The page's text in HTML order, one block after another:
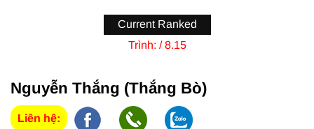
Current Ranked
Trình: / 8.15
Nguyễn Thắng (Thắng Bò)
Liên hệ: